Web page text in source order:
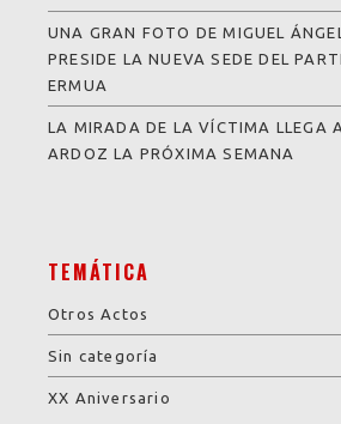
UNA GRAN FOTO DE MIGUEL
PRESIDE LA NUEVA SEDE DEL
ERMUA
LA MIRADA DE LA VÍCTIMA LLEGA
ARDOZ LA PRÓXIMA SEMANA
TEMÁTICA
Otros Actos
Sin categoría
XX Aniversario